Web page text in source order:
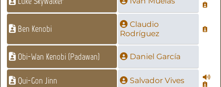
Ben Kenobi
Claudio
Rodríguez
Obi-Wan Kenobi (Padawan) Daniel García
Qui-Gon Jinn Salvador Vives